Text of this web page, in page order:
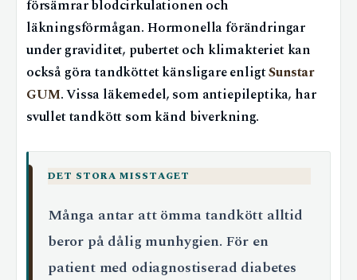
försämrar blodcirkulationen och
läkningsförmågan. Hormonella förändringar
under graviditet, pubertet och klimakteriet kan
också göra tandköttet känsligare enligtSunstar
GUM. Vissa läkemedel, som antiepileptika, har
svullet tandkött som känd biverkning.
DET STORA MISSTAGET
Många antar att ömma tandkött alltid
beror på dålig munhygien. För en
patient med odiagnostiserad diabetes